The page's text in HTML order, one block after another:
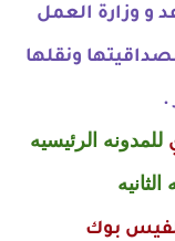
و وزارة العمل
ونقلها
.
للمدونه الرئيسيه
الثانيه
بوك